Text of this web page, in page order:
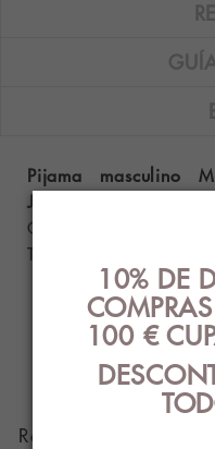
Pijama masculino
Jacquard na cor
Composição: 50%
Tamanhos disponíveis:
Roupa íntima com
10% DE
100 €